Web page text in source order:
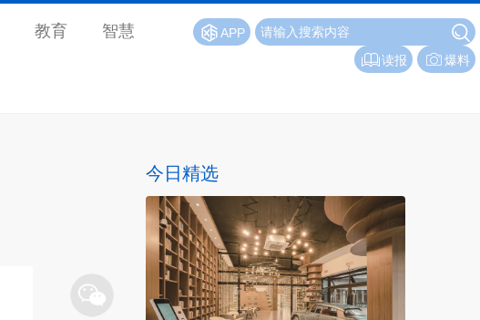
教育 智慧
APP
爆料
读报
今日精选